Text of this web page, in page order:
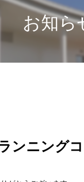
お知ら
ンニング